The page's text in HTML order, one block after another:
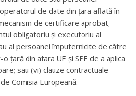
de date din țara aflată în
de certificare aprobat,
obligatoriu și executoriu al
al persoanei împuternicite de către
țară din afara UE și SEE de a aplica
sau (vi) clauze contractuale
Comisia Europeană.